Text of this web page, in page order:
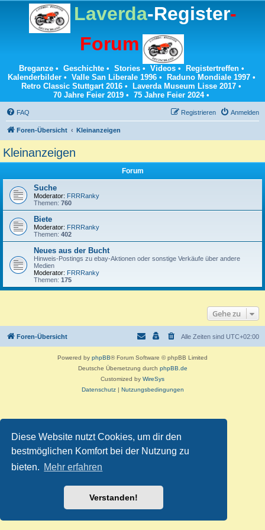
Diese Website nutzt Cookies, um dir den
bestmöglichen Komfort bei der Nutzung zu
bieten. Mehr erfahren
Verstanden!
Laverda-Register-
Forum
Breganze• Geschichte• Stories• Videos• Registertreffen•
Kalenderbilder• Valle San Liberale 1996• Raduno Mondiale 1997•
Retro Classic Stuttgart 2016 • Laverda Museum Lisse 2017 •
70 Jahre Feier 2019 • 75 Jahre Feier 2024•
FAQ Anmelden
Registrieren
Foren-Übersicht Kleinanzeigen
Kleinanzeigen
Forum
Suche
Moderator: FRRRanky
Themen: 760
Biete
Moderator: FRRRanky
Themen: 402
Neues aus der Bucht
Hinweis-Postings zu ebay-Aktionen oder sonstige Verkäufe über andere
Medien
Moderator: FRRRanky
Themen: 175
Gehe zu
Foren-Übersicht Alle Zeiten sind UTC+02:00
Powered by phpBB® Forum Software © phpBB Limited
Deutsche Übersetzung durch phpBB.de
Customized by WireSys
Datenschutz| Nutzungsbedingungen